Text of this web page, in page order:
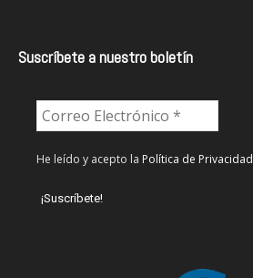
Suscríbete a nuestro boletín
He leído y acepto la Política de Privacidad